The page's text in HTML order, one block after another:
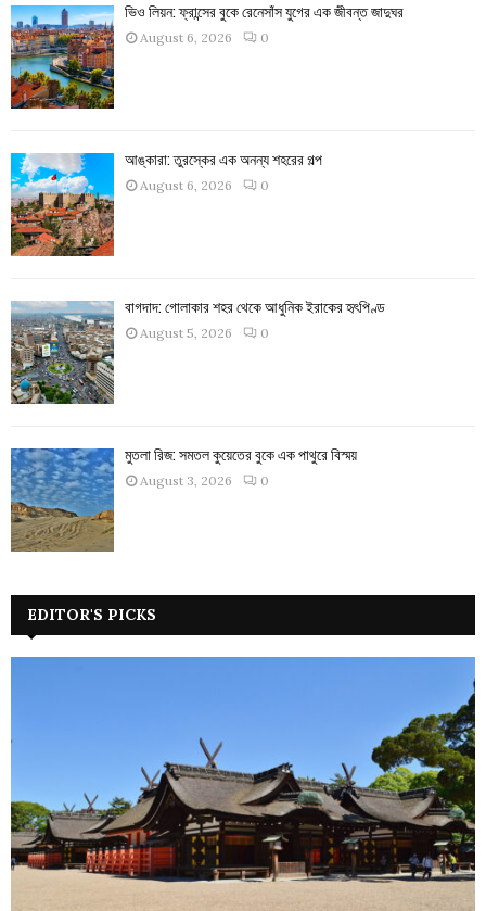
ভিও লিয়ন: ফ্রান্সের বুকে রেনেসাঁস যুগের এক জীবন্ত জাদুঘর
August 6, 2026 0
আঙ্কারা: তুরস্কের এক অনন্য শহরের গল্প
August 6, 2026 0
বাগদাদ: গোলাকার শহর থেকে আধুনিক ইরাকের হৃৎপিণ্ড
August 5, 2026 0
মুতলা রিজ: সমতল কুয়েতের বুকে এক পাথুরে বিস্ময়
August 3, 2026 0
EDITOR'S PICKS